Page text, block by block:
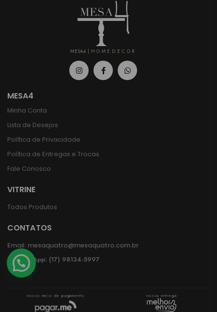
MESA4 | H O M E D E C O R
MESA4
Minha Conta
Lista de Desejos
Política de Privacidade
Política de Entregas e Trocas
Fale Conosco
VITRINE
Todos Produtos
CONTATOS
Email: mesaquatro@mesaquatro.com.br
WhatsApp: (17) 98134-5997
nosso meio de pagamento nossa entrega